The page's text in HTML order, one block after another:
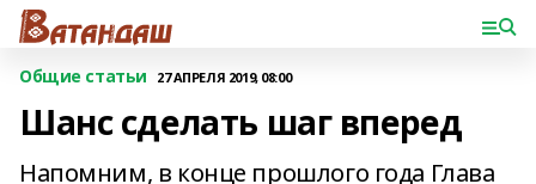
Общие статьи 27 АПРЕЛЯ 2019, 08:00
Шанс сделать шаг вперед
Напомним, в конце прошлого года Глава